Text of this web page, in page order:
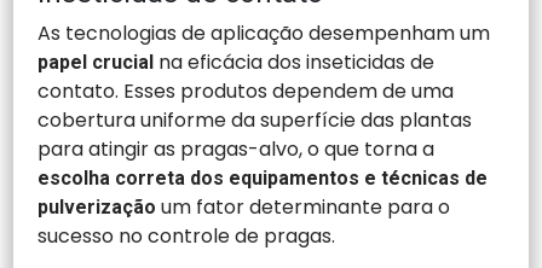
As tecnologias de aplicação desempenham um
papel crucial na eficácia dos inseticidas de
contato. Esses produtos dependem de uma
cobertura uniforme da superfície das plantas
para atingir as pragas-alvo, o que torna a
escolha correta dos equipamentos e técnicas de
pulverização um fator determinante para o
sucesso no controle de pragas.